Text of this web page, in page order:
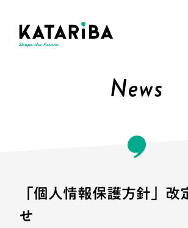
News
「個人情報保護方針」改
せ